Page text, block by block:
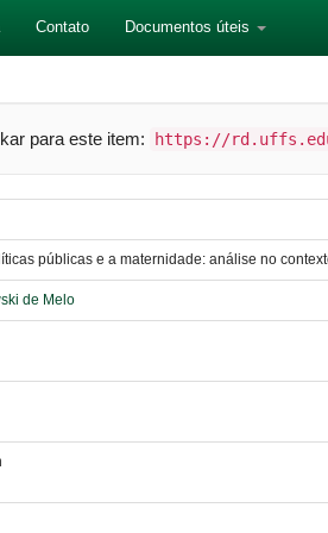
Contato Documentos úteis
para este item: https://
públicas e a maternidade: análise no
de Melo